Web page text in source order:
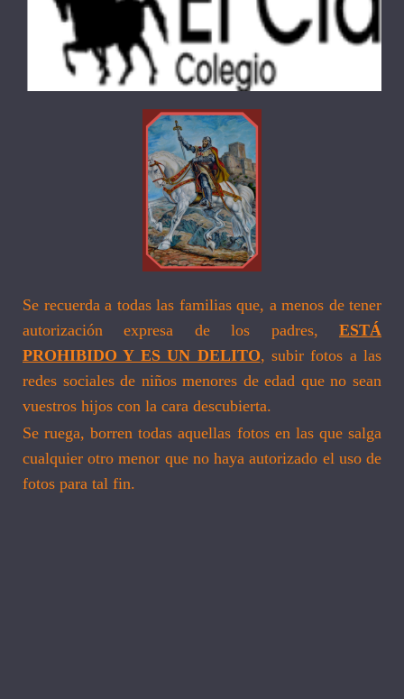
Se recuerda a todas las familias que, a menos de tener
autorización expresa de los padres, ESTÁ
PROHIBIDO Y ES UN DELITO, subir fotos a las
redes sociales de niños menores de edad que no sean
vuestros hijos con la cara descubierta.
Se ruega, borren todas aquellas fotos en las que salga
cualquier otro menor que no haya autorizado el uso de
fotos para tal fin.